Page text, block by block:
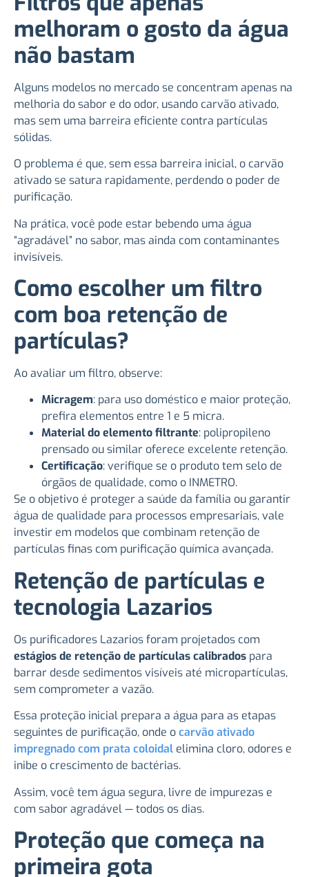
melhoram o gosto da água
não bastam
Alguns modelos no mercado se concentram apenas na
melhoria do sabor e do odor, usando carvão ativado,
mas sem uma barreira eficiente contra partículas
sólidas.
O problema é que, sem essa barreira inicial, o carvão
ativado se satura rapidamente, perdendo o poder de
purificação.
Na prática, você pode estar bebendo uma água
“agradável” no sabor, mas ainda com contaminantes
invisíveis.
Como escolher um filtro
com boa retenção de
partículas?
Ao avaliar um filtro, observe:
Micragem: para uso doméstico e maior proteção,
prefira elementos entre 1 e 5 micra.
Material do elemento filtrante: polipropileno
prensado ou similar oferece excelente retenção.
Certificação: verifique se o produto tem selo de
órgãos de qualidade, como o INMETRO.
Se o objetivo é proteger a saúde da família ou garantir
água de qualidade para processos empresariais, vale
investir em modelos que combinam retenção de
partículas finas com purificação química avançada.
Retenção de partículas e
tecnologia Lazarios
Os purificadores Lazarios foram projetados com
estágios de retenção de partículas calibrados para
barrar desde sedimentos visíveis até micropartículas,
sem comprometer a vazão.
Essa proteção inicial prepara a água para as etapas
seguintes de purificação, onde ocarvão ativado
impregnado com prata coloidal elimina cloro, odores e
inibe o crescimento de bactérias.
Assim, você tem água segura, livre de impurezas e
com sabor agradável — todos os dias.
Proteção que começa na
primeira gota